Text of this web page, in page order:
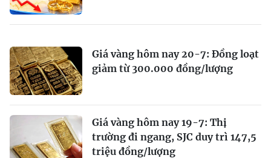
Giá vàng hôm nay 20-7: Đồng loạt
giảm từ 300.000 đồng/lượng
Giá vàng hôm nay 19-7: Thị
trường đi ngang, SJC duy trì 147,5
triệu đồng/lượng